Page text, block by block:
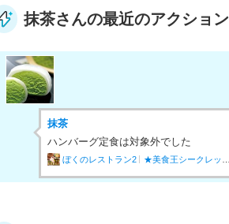
抹茶さんの最近のアクション
抹茶
ハンバーグ定食は対象外でした
ぼくのレストラン2